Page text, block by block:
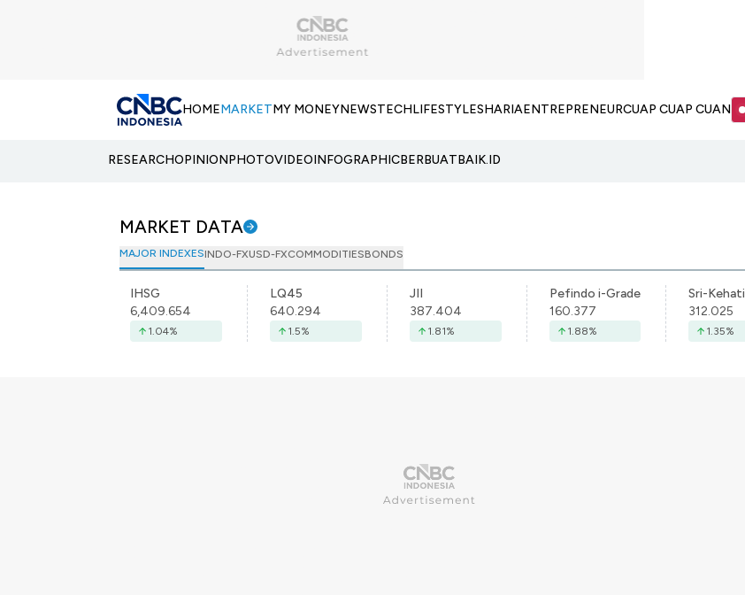
HOMEMARKETMY MONEYNEWSTECHLIFESTYLESHARIAENTREPRENEURCUAP CUAP CUAN
RESEARCHOPINIONPHOTOVIDEOINFOGRAPHICBERBUATBAIK.ID
MARKET DATA
MAJOR INDEXESINDO-FXUSD-FXCOMMODITIESBONDS
IHSG
6,409.654
1.04%
LQ45
640.294
1.5%
JII
387.404
1.81%
Pefindo i-Grade
160.377
1.88%
Sri-Kehati
312.025
1.35%